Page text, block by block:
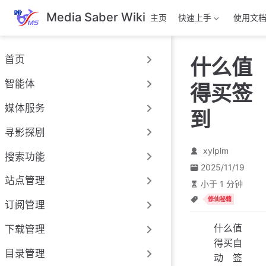
跳
至
主
內
容
Media Saber Wiki 主页 快速上手 使用文档
首页
智能体
媒体服务
寻影探剧
搜索功能
站点管理
订阅管理
下载管理
目录管理
什么值
得买签
到
xylplm
2025/11/19
小于 1 分钟
修仙秘籍
什么值
得买自
动签